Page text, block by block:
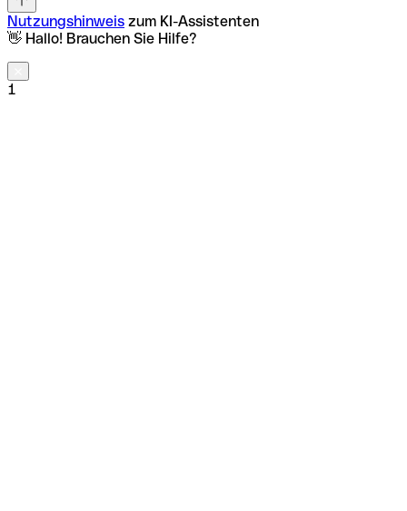
Nutzungshinweis zum KI-Assistenten
👋 Hallo! Brauchen Sie Hilfe?
1